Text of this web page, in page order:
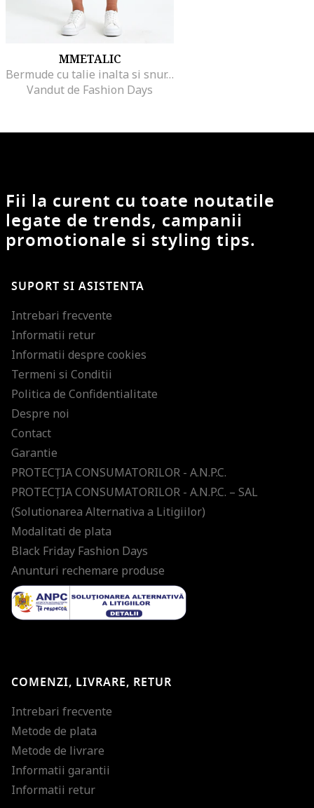
MMETALIC
Bermude cu talie inalta si snur, Gri melange
Vandut de Fashion Days
Fii la curent cu toate noutatile
legate de trends, campanii
promotionale si styling tips.
SUPORT SI ASISTENTA
Intrebari frecvente
Informatii retur
Informatii despre cookies
Termeni si Conditii
Politica de Confidentialitate
Despre noi
Contact
Garantie
PROTECŢIA CONSUMATORILOR - A.N.P.C.
PROTECŢIA CONSUMATORILOR - A.N.P.C. – SAL
(Solutionarea Alternativa a Litigiilor)
Modalitati de plata
Black Friday Fashion Days
Anunturi rechemare produse
COMENZI, LIVRARE, RETUR
Intrebari frecvente
Metode de plata
Metode de livrare
Informatii garantii
Informatii retur